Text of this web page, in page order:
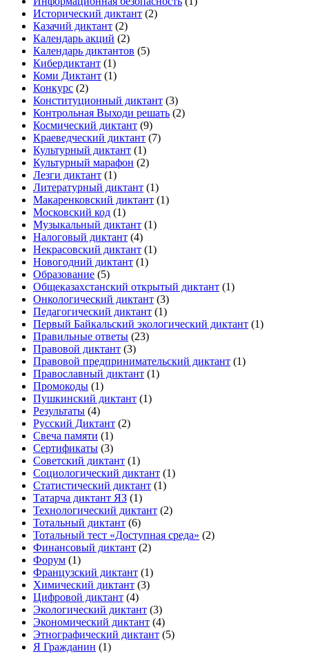
Исторический диктант (2)
Казачий диктант (2)
Календарь акций (2)
Календарь диктантов (5)
Кибердиктант (1)
Коми Диктант (1)
Конкурс (2)
Конституционный диктант (3)
Контрольная Выходи решать (2)
Космический диктант (9)
Краеведческий диктант (7)
Культурный диктант (1)
Культурный марафон (2)
Лезги диктант (1)
Литературный диктант (1)
Макаренковский диктант (1)
Московский код (1)
Музыкальный диктант (1)
Налоговый диктант (4)
Некрасовский диктант (1)
Новогодний диктант (1)
Образование (5)
Общеказахстанский открытый диктант (1)
Онкологический диктант (3)
Педагогический диктант (1)
Первый Байкальский экологический диктант (1)
Правильные ответы (23)
Правовой диктант (3)
Правовой предпринимательский диктант (1)
Православный диктант (1)
Промокоды (1)
Пушкинский диктант (1)
Результаты (4)
Русский Диктант (2)
Свеча памяти (1)
Сертификаты (3)
Советский диктант (1)
Социологический диктант (1)
Статистический диктант (1)
Татарча диктант ЯЗ (1)
Технологический диктант (2)
Тотальный диктант (6)
Тотальный тест «Доступная среда» (2)
Финансовый диктант (2)
Форум (1)
Французский диктант (1)
Химический диктант (3)
Цифровой диктант (4)
Экологический диктант (3)
Экономический диктант (4)
Этнографический диктант (5)
Я Гражданин (1)